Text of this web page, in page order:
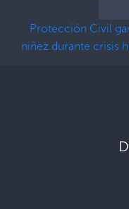
Protección Civil
niñez durante crisis